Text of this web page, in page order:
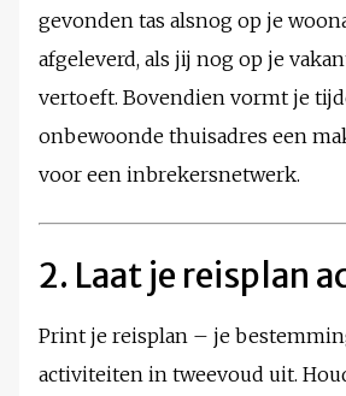
gevonden tas alsnog op je
afgeleverd, als jij nog op je
vertoeft. Bovendien vormt je
onbewoonde thuisadres een
voor een inbrekersnetwerk.
2. Laat je reisplan
Print je reisplan – je
activiteiten in tweevoud uit.